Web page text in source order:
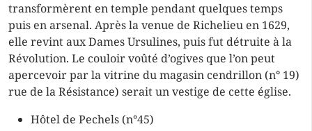
transformèrent en temple pendant quelques temps
puis en arsenal. Après la venue de Richelieu en 1629,
elle revint aux Dames Ursulines, puis fut détruite à la
Révolution. Le couloir voûté d’ogives que l’on peut
apercevoir par la vitrine du magasin cendrillon (n° 19)
rue de la Résistance) serait un vestige de cette église.
Hôtel de Pechels (n°45)